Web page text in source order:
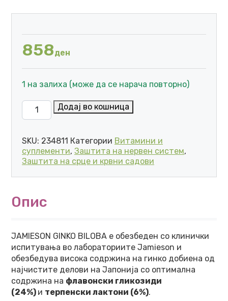
858ден
1 на залиха (може да се нарача повторно)
JAMIESON ГИНКО БИЛОБА 4000 мг КАПСУЛИ (90
Додај во кошница
SKU: 234811 Категории Витамини и
суплементи, Заштита на нервен систем,
Заштита на срце и крвни садови
Опис
JAMIESON GINKO BILOBA е обезбеден со клинички
испитувања во лабораториите Jamieson и
обезбедува висока содржина на гинко добиенa од
најчистите делови на Јапонија со оптимална
содржина на флавонски гликозиди
(24%) и терпенски лактони (6%).